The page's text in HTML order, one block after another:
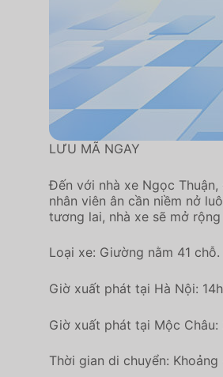
LƯU MÃ NGAY
Đến với nhà xe Ngọc
nhân viên ân cần niềm nở
tương lai, nhà xe sẽ mở
Loại xe: Giường nằm 41
Giờ xuất phát tại Hà Nội:
Giờ xuất phát tại Mộc Châu:
Thời gian di chuyển: